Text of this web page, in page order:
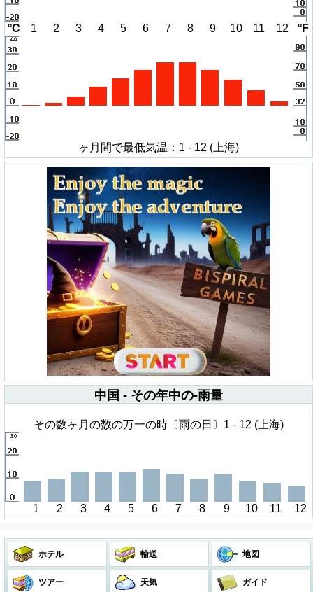
°C 1 2 3 4 5 6 7 8 9 10 11 12 °F
ヶ月間で最低気温：1 - 12 (上海)
中国 - その年中の-雨量
その数ヶ月の数の万一の時〔雨の日〕1 - 12 (上海)
1 2 3 4 5 6 7 8 9 10 11 12
ホテル 輸送 地図
ツアー 天気 ガイド